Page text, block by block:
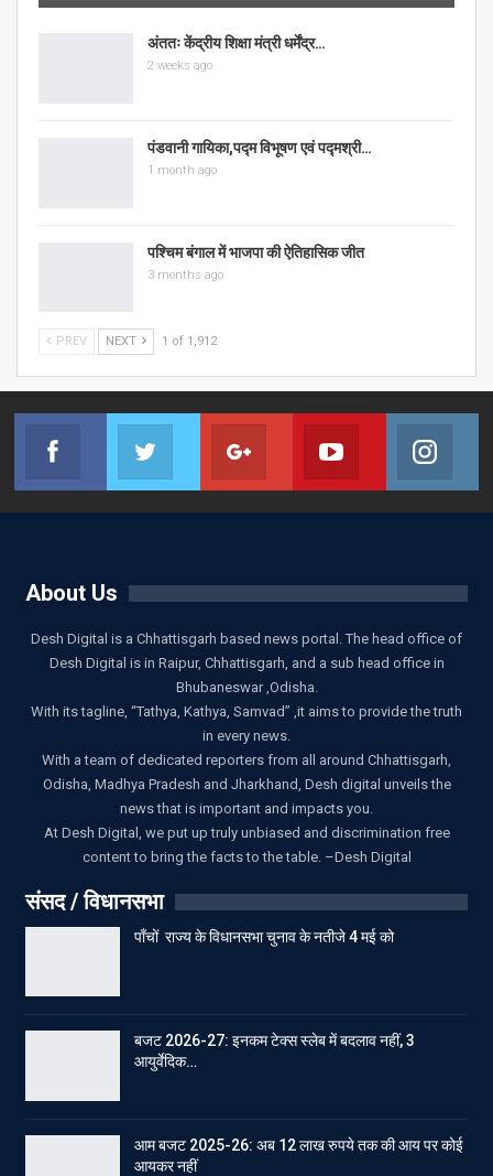
अंततः केंद्रीय शिक्षा मंत्री धर्मेंद्र…
2 weeks ago
पंडवानी गायिका,पद्म विभूषण एवं पद्मश्री…
1 month ago
पश्चिम बंगाल में भाजपा की ऐतिहासिक जीत
3 months ago
PREV NEXT 1 of 1,912
Facebook
Join us on FacebookJoin us on Twitter
Google+
Join us on Google
Youtube
Join us on
About Us
Desh Digital is a Chhattisgarh based news portal. The head office of
Desh Digital is in Raipur, Chhattisgarh, and a sub head office in
Bhubaneswar ,Odisha.
With its tagline, “Tathya, Kathya, Samvad” ,it aims to provide the truth
in every news.
With a team of dedicated reporters from all around Chhattisgarh,
Odisha, Madhya Pradesh and Jharkhand, Desh digital unveils the
news that is important and impacts you.
At Desh Digital, we put up truly unbiased and discrimination free
content to bring the facts to the table. –Desh Digital
संसद / विधानसभा
पाँचों राज्य के विधानसभा चुनाव के नतीजे 4 मई को
बजट 2026-27: इनकम टेक्स स्लेब में बदलाव नहीं, 3
आयुर्वेदिक…
आम बजट 2025-26: अब 12 लाख रुपये तक की आय पर कोई
आयकर नहीं